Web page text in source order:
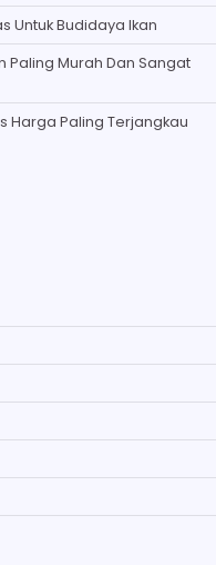
Untuk Budidaya Ikan
Murah Dan Sangat
Harga Paling Terjangkau